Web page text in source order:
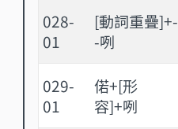
028-
01
[動詞重疊]+-
-咧
029-
01
偌+[形
容]+咧